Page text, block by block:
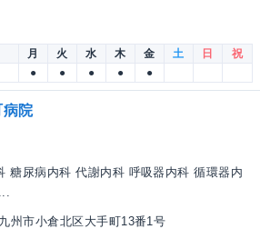
月 火 水 木 金 土 日
祝
● ● ● ● ●
病院
糖尿病内科 代謝内科 呼吸器内科 循環器内
州市小倉北区大手町13番1号